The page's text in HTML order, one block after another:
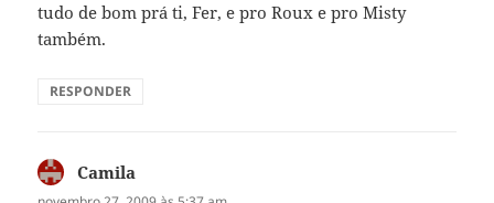
tudo de bom prá ti, Fer, e pro Roux e pro Misty
também.
RESPONDER
Camila